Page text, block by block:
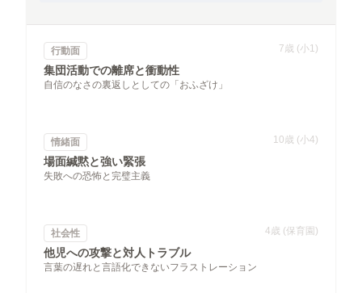
行動面 7歳 (小1)
集団活動での離席と衝動性
自信のなさの裏返しとしての「おふざけ」
情緒面 10歳 (小4)
場面緘黙と強い緊張
失敗への恐怖と完璧主義
社会性 4歳 (保育園)
他児への攻撃と対人トラブル
言葉の遅れと言語化できないフラストレーション